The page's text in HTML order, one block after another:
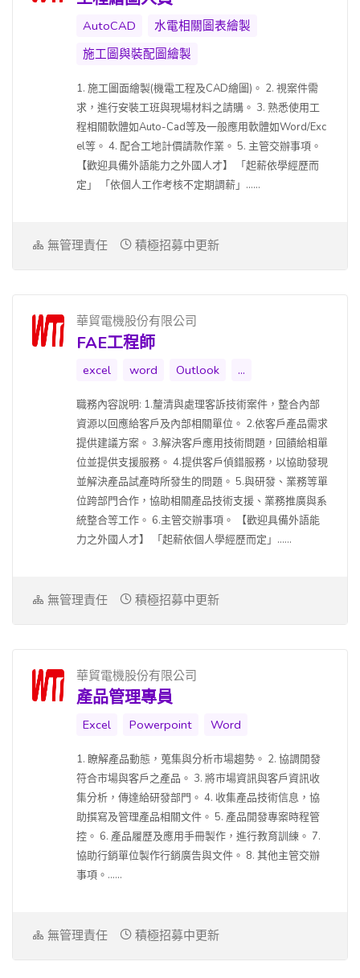
AutoCAD
水電相關圖表繪製
施工圖與裝配圖繪製
1. 施工圖面繪製(機電工程及CAD繪圖)。 2. 視案件需
求，進行安裝工班與現場材料之請購。 3. 熟悉使用工
程相關軟體如Auto-Cad等及一般應用軟體如Word/Exc
el等。 4. 配合工地計價請款作業。 5. 主管交辦事項。
【歡迎具備外語能力之外國人才】 「起薪依學經歷而
定」 「依個人工作考核不定期調薪」......
無管理責任 積極招募中更新
華貿電機股份有限公司
FAE工程師
excel word Outlook ...
職務內容說明: 1.釐清與處理客訴技術案件，整合內部
資源以回應給客戶及內部相關單位。 2.依客戶產品需求
提供建議方案。 3.解決客戶應用技術問題，回饋給相單
位並提供支援服務。 4.提供客戶偵錯服務，以協助發現
並解決產品試產時所發生的問題。 5.與研發、業務等單
位跨部門合作，協助相關產品技術支援、業務推廣與系
統整合等工作。 6.主管交辦事項。 【歡迎具備外語能
力之外國人才】 「起薪依個人學經歷而定」......
無管理責任 積極招募中更新
華貿電機股份有限公司
產品管理專員
Excel Powerpoint Word
1. 瞭解產品動態，蒐集與分析市場趨勢。 2. 協調開發
符合市場與客戶之產品。 3. 將市場資訊與客戶資訊收
集分析，傳達給研發部門。 4. 收集產品技術信息，協
助撰寫及管理產品相關文件。 5. 產品開發專案時程管
控。 6. 產品履歷及應用手冊製作，進行教育訓練。 7.
協助行銷單位製作行銷廣告與文件。 8. 其他主管交辦
事項。......
無管理責任 積極招募中更新